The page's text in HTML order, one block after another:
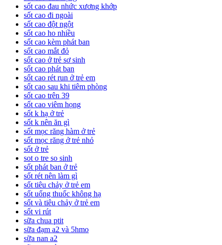
sốt cao đau nhức xương khớp
sốt cao đi ngoài
sốt cao đột ngột
sốt cao ho nhiều
sốt cao kèm phát ban
sốt cao mắt đỏ
sốt cao ở trẻ sơ sinh
sốt cao phát ban
sốt cao rét run ở trẻ em
sốt cao sau khi tiêm phòng
sốt cao trên 39
sốt cao viêm họng
sốt k hạ ở trẻ
sốt k nên ăn gì
sốt mọc răng hàm ở trẻ
sốt mọc răng ở trẻ nhỏ
sốt ở trẻ
sot o tre so sinh
sốt phát ban ở trẻ
sốt rét nên làm gì
sốt tiêu chảy ở trẻ em
sốt uống thuốc không hạ
sốt và tiêu chảy ở trẻ em
sốt vi rút
sữa chua ptit
sữa đạm a2 và 5hmo
sữa nan a2